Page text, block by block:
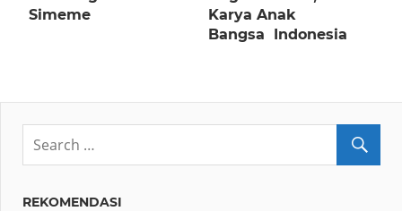
Simeme
Karya Anak
Bangsa Indonesia
REKOMENDASI